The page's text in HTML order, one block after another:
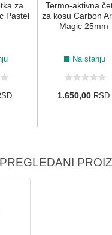
za
Pastel
Termo-aktivna
za kosu Carbon
Magic 25mm
Na stanju
1.650,00 RSD